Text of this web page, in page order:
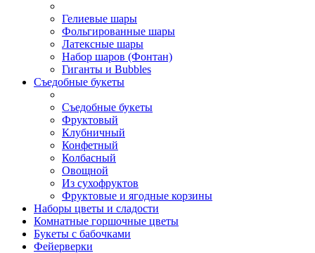
Гелиевые шары
Фольгированные шары
Латексные шары
Набор шаров (Фонтан)
Гиганты и Bubbles
Съедобные букеты
Съедобные букеты
Фруктовый
Клубничный
Конфетный
Колбасный
Овощной
Из сухофруктов
Фруктовые и ягодные корзины
Наборы цветы и сладости
Комнатные горшочные цветы
Букеты с бабочками
Фейерверки